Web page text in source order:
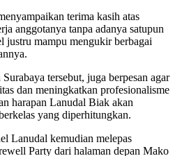
terima kasih atas
anggotanya tanpa adanya satupun
justru mampu mengukir berbagai
tersebut, juga berpesan agar
dan meningkatkan profesionalisme
harapan Lanudal Biak akan
yang diperhitungkan.
Lanudal kemudian melepas
Party dari halaman depan Mako